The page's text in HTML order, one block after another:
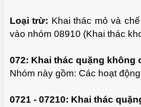
Loại trừ: Khai thác mỏ và
vào nhóm 08910 (Khai thác
072: Khai thác quặng không
Nhóm này gồm: Các hoạt
0721 - 07210: Khai thác